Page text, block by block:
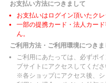
お支払い方法につきまして
お支払いはログイン頂いたク
一部の提携カード・法人カー
ん。
ご利用方法・ご利用環境につきま
ご利用にあたっては、必ずポ
プサイトにアクセスしてくださ
※各ショップにアクセス後、